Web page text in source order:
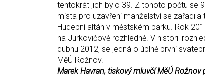
tentokrát jich bylo 39. Z tohoto počtu se
místa pro uzavření manželství se
Hudební altán v městském parku. Rok
na Jurkovičově rozhledně. V historii
dubnu 2012, se jedná o úplně první
MěÚ Rožnov.
Marek Havran, tiskový mluvčí MěÚ Rožnov